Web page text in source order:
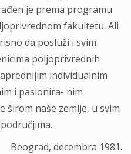
je prema programu
fakultetu. Ali
da posluži i svim
poljoprivrednih
individualnim
i pasionira- nim
širom naše zemlje, u svim
Beograd, decembra 1981.